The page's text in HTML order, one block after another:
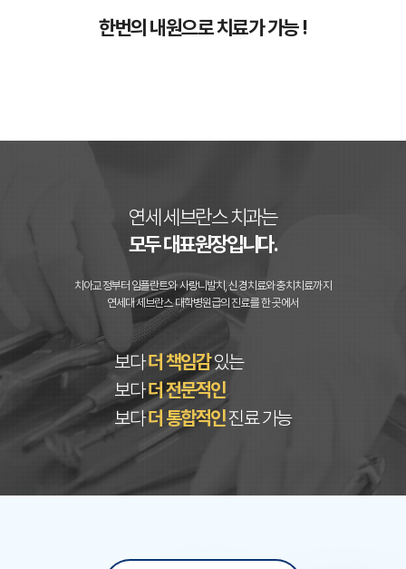
한번의 내원으로 치료가 가능 !
연세 세브란스 치과는
모두 대표원장입니다.
치아교정부터 임플란트와 사랑니발치, 신경치료와 충치치료까지
연세대 세브란스 대학병원급의 진료를 한 곳에서
보다더 책임감있는
보다더 전문적인
보다더 통합적인진료 가능